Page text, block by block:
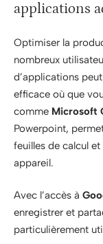
applications
Optimiser la
nombreux
d’applications
efficace où que
comme Microsoft
Powerpoint,
feuilles de calcul
appareil.
Avec l’accès à
enregistrer et
particulièrement